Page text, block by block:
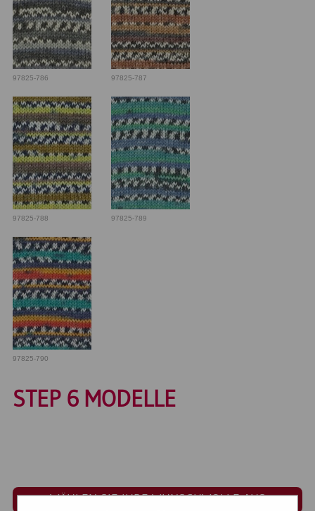
97825-786 97825-787
97825-788 97825-789
97825-790
STEP 6 MODELLE
WÄHLEN SIE IHRE WUNSCHWOLLE AUS